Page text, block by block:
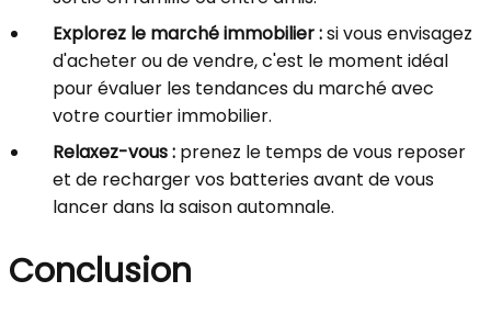
Explorez le marché immobilier :si vous envisagez
d'acheter ou de vendre, c'est le moment idéal
pour évaluer les tendances du marché avec
votre courtier immobilier.
Relaxez-vous : prenez le temps de vous reposer
et de recharger vos batteries avant de vous
lancer dans la saison automnale.
Conclusion